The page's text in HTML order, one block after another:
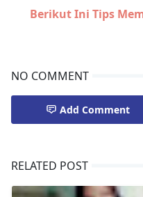
Berikut Ini Tips
NO COMMENT
Add Comment
RELATED POST